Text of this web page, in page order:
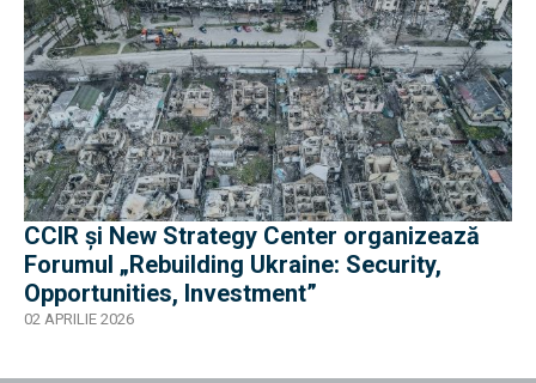
CCIR şi New Strategy Center organizează
Forumul „Rebuilding Ukraine: Security,
Opportunities, Investment”
02 APRILIE 2026